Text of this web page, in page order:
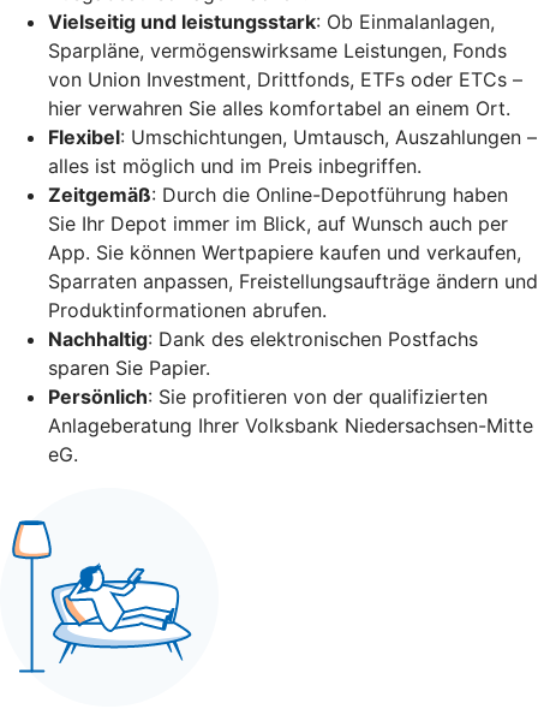
Vielseitig und leistungsstark: Ob Einmalanlagen,
Sparpläne, vermögenswirksame Leistungen, Fonds
von Union Investment, Drittfonds, ETFs oder ETCs –
hier verwahren Sie alles komfortabel an einem Ort.
Flexibel: Umschichtungen, Umtausch, Auszahlungen –
alles ist möglich und im Preis inbegriffen.
Zeitgemäß: Durch die Online-Depotführung haben
Sie Ihr Depot immer im Blick, auf Wunsch auch per
App. Sie können Wertpapiere kaufen und verkaufen,
Sparraten anpassen, Freistellungsaufträge ändern und
Produktinformationen abrufen.
Nachhaltig: Dank des elektronischen Postfachs
sparen Sie Papier.
Persönlich: Sie profitieren von der qualifizierten
Anlageberatung Ihrer Volksbank Niedersachsen-Mitte
eG.